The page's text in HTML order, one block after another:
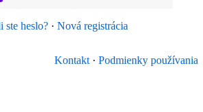
ste heslo?· Nová registrácia
Kontakt· Podmienky používania